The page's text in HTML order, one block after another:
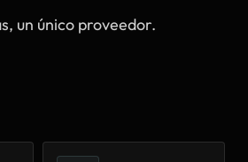
un único proveedor.